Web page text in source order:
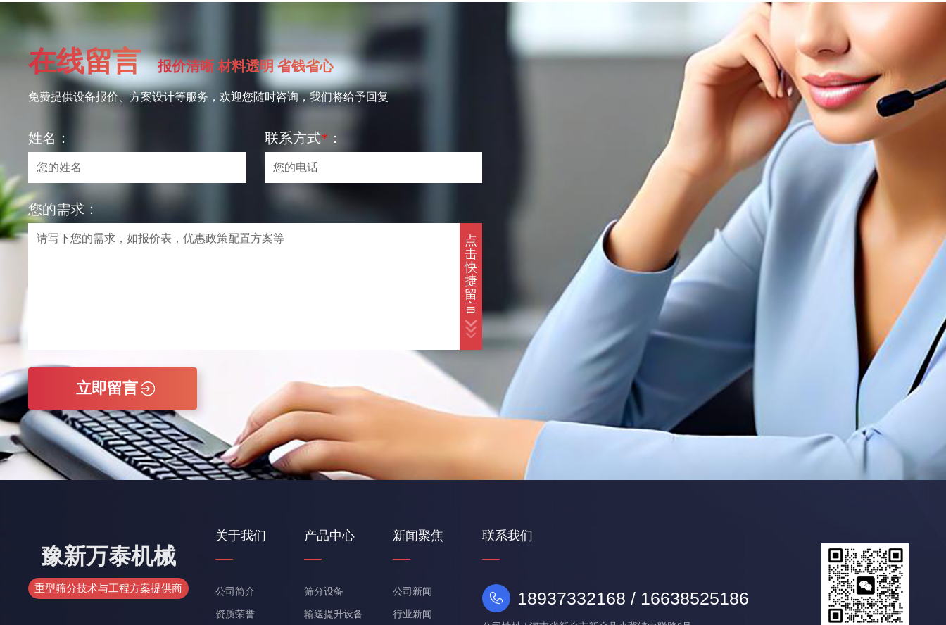
在线留言 报价清晰 材料透明 省钱省心
免费提供设备报价、方案设计等服务，欢迎您随时咨询，我们将给予回复
姓名： 联系方式* ：
您的需求：
点
击
快
捷
留
言
豫新万泰机械
重型筛分技术与工程方案提供商
关于我们
公司简介
资质荣誉
产品中心
筛分设备
输送提升设备
新闻聚焦
公司新闻
行业新闻
联系我们
18937332168 / 16638525186